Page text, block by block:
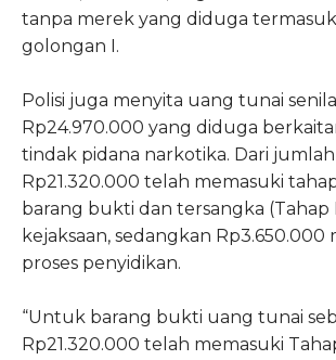
tanpa merek yang diduga
golongan I.
Polisi juga menyita uang tunai
Rp24.970.000 yang diduga
tindak pidana narkotika. Dari
Rp21.320.000 telah memasuki
barang bukti dan tersangka (Tahap
kejaksaan, sedangkan Rp3.650.000
proses penyidikan.
“Untuk barang bukti uang tunai
Rp21.320.000 telah memasuki